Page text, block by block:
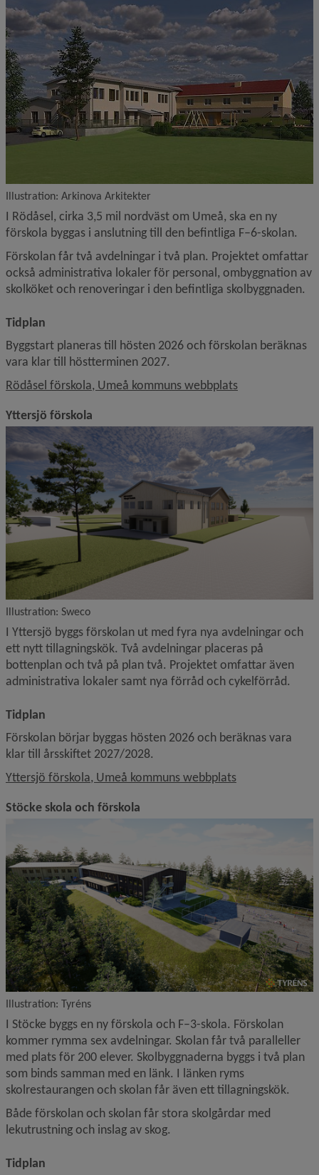
Illustration: Arkinova Arkitekter
I Rödåsel, cirka 3,5 mil nordväst om Umeå, ska en ny
förskola byggas i anslutning till den befintliga F–6-skolan.
Förskolan får två avdelningar i två plan. Projektet omfattar
också administrativa lokaler för personal, ombyggnation av
skolköket och renoveringar i den befintliga skolbyggnaden.
Tidplan
Byggstart planeras till hösten 2026 och förskolan beräknas
vara klar till höstterminen 2027.
Rödåsel förskola, Umeå kommuns webbplatsLänk till annan
Yttersjö förskola
Illustration: Sweco
I Yttersjö byggs förskolan ut med fyra nya avdelningar och
ett nytt tillagningskök. Två avdelningar placeras på
bottenplan och två på plan två. Projektet omfattar även
administrativa lokaler samt nya förråd och cykelförråd.
Tidplan
Förskolan börjar byggas hösten 2026 och beräknas vara
klar till årsskiftet 2027/2028.
Yttersjö förskola, Umeå kommuns webbplatsLänk till annan
Stöcke skola och förskola
Illustration: Tyréns
I Stöcke byggs en ny förskola och F–3-skola. Förskolan
kommer rymma sex avdelningar. Skolan får två paralleller
med plats för 200 elever. Skolbyggnaderna byggs i två plan
som binds samman med en länk. I länken ryms
skolrestaurangen och skolan får även ett tillagningskök.
Både förskolan och skolan får stora skolgårdar med
lekutrustning och inslag av skog.
Tidplan